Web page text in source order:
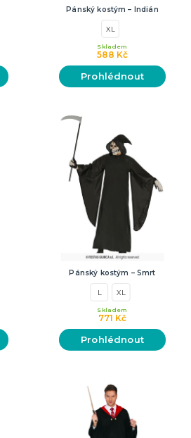
Pánský kostým – Indián
XL
588 Kč
Skladem
Prohlédnout
Pánský kostým – Smrt
L XL
771 Kč
Skladem
Prohlédnout